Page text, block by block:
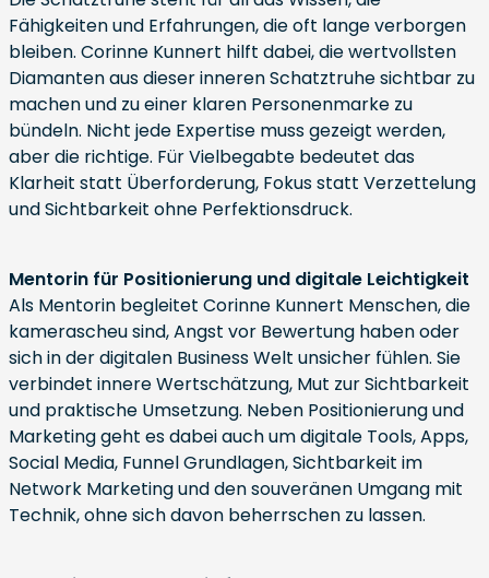
Fähigkeiten und Erfahrungen, die oft lange verborgen
bleiben. Corinne Kunnert hilft dabei, die wertvollsten
Diamanten aus dieser inneren Schatztruhe sichtbar zu
machen und zu einer klaren Personenmarke zu
bündeln. Nicht jede Expertise muss gezeigt werden,
aber die richtige. Für Vielbegabte bedeutet das
Klarheit statt Überforderung, Fokus statt Verzettelung
und Sichtbarkeit ohne Perfektionsdruck.
Mentorin für Positionierung und digitale Leichtigkeit
Als Mentorin begleitet Corinne Kunnert Menschen, die
kamerascheu sind, Angst vor Bewertung haben oder
sich in der digitalen Business Welt unsicher fühlen. Sie
verbindet innere Wertschätzung, Mut zur Sichtbarkeit
und praktische Umsetzung. Neben Positionierung und
Marketing geht es dabei auch um digitale Tools, Apps,
Social Media, Funnel Grundlagen, Sichtbarkeit im
Network Marketing und den souveränen Umgang mit
Technik, ohne sich davon beherrschen zu lassen.